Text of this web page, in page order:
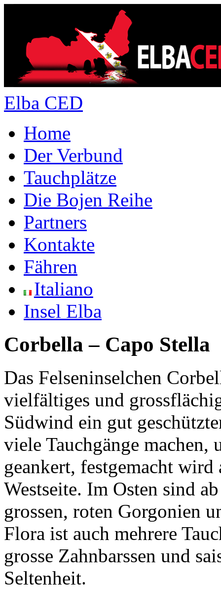
Elba CED
Home
Der Verbund
Tauchplätze
Die Bojen Reihe
Partners
Kontakte
Fähren
Italiano
Insel Elba
Corbella – Capo Stella
Das Felseninselchen
vielfältiges und
Südwind ein gut
viele Tauchgänge machen,
geankert, festgemacht
Westseite. Im Osten sind
grossen, roten Gorgonien
Flora ist auch mehrere
grosse Zahnbarssen und
Seltenheit.